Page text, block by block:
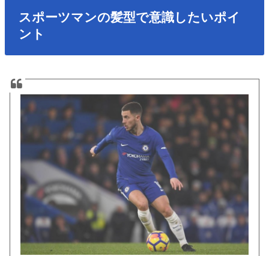
スポーツマンの髪型で意識したいポイ
ント